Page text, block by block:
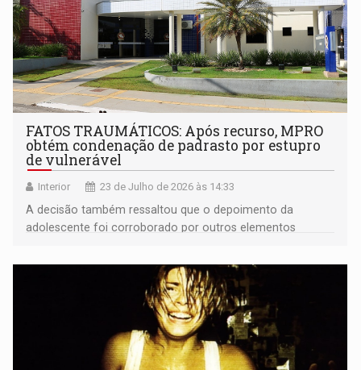
FATOS TRAUMÁTICOS: Após recurso, MPRO
obtém condenação de padrasto por estupro
de vulnerável
Interior 23 de Julho de 2026 às 14:33
A decisão também ressaltou que o depoimento da
adolescente foi corroborado por outros elementos